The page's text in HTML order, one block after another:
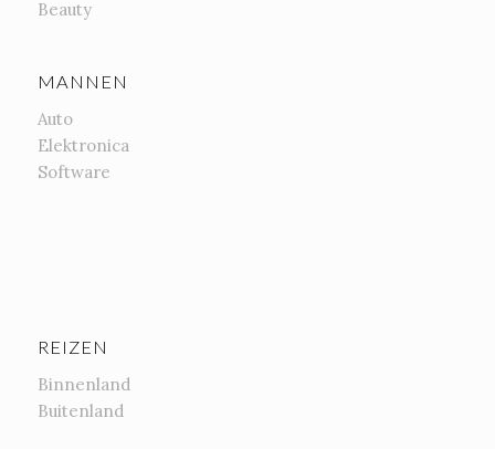
Beauty
MANNEN
Auto
Elektronica
Software
REIZEN
Binnenland
Buitenland